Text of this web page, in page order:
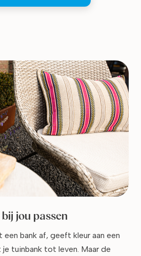
jou passen
een bank af, geeft kleur aan een
tuinbank tot leven. Maar de